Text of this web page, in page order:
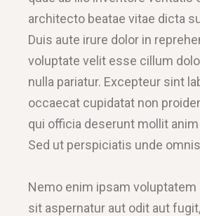
architecto beatae vitae dicta
Duis aute irure dolor in
voluptate velit esse cillum
nulla pariatur. Excepteur sint
occaecat cupidatat non
qui officia deserunt mollit
Sed ut perspiciatis unde
Nemo enim ipsam voluptatem
sit aspernatur aut odit aut